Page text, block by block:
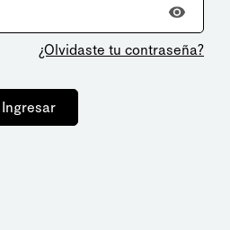
¿Olvidaste tu contraseña?
Ingresar